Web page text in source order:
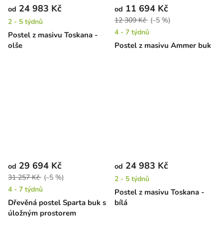
Postel z masivu Toskana -
olše
od 24 983 Kč
2 - 5 týdnů
Postel z masivu Ammer buk
od 11 694 Kč
12 309 Kč (–5 %)
4 - 7 týdnů
Dřevěná postel Sparta buk s
úložným prostorem
od 29 694 Kč
31 257 Kč (–5 %)
4 - 7 týdnů
Postel z masivu Toskana -
bílá
od 24 983 Kč
2 - 5 týdnů